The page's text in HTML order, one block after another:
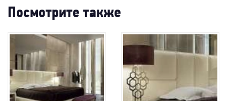
Посмотрите также